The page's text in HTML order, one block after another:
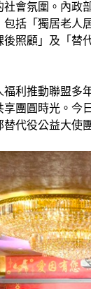
社會氛圍。內政
括「獨居老人
後照顧」及「
福利推動聯盟多
享團圓時光。今
代役公益大使